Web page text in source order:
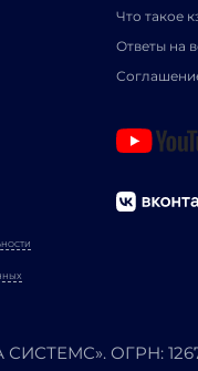
Что такое
Ответы на
ОГРН: